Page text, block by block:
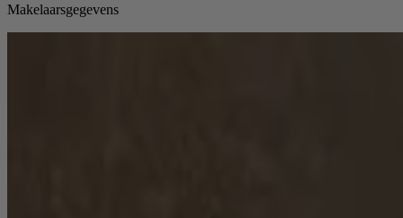
Makelaarsgegevens